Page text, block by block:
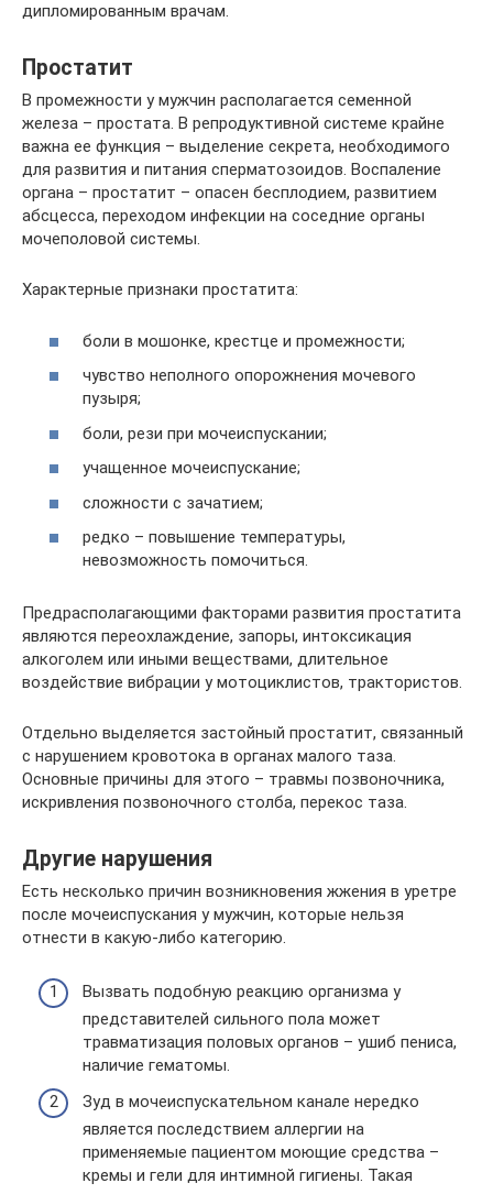
дипломированным врачам.
Простатит
В промежности у мужчин располагается семенной
железа – простата. В репродуктивной системе крайне
важна ее функция – выделение секрета, необходимого
для развития и питания сперматозоидов. Воспаление
органа – простатит – опасен бесплодием, развитием
абсцесса, переходом инфекции на соседние органы
мочеполовой системы.
Характерные признаки простатита:
боли в мошонке, крестце и промежности;
чувство неполного опорожнения мочевого
пузыря;
боли, рези при мочеиспускании;
учащенное мочеиспускание;
сложности с зачатием;
редко – повышение температуры,
невозможность помочиться.
Предрасполагающими факторами развития простатита
являются переохлаждение, запоры, интоксикация
алкоголем или иными веществами, длительное
воздействие вибрации у мотоциклистов, трактористов.
Отдельно выделяется застойный простатит, связанный
с нарушением кровотока в органах малого таза.
Основные причины для этого – травмы позвоночника,
искривления позвоночного столба, перекос таза.
Другие нарушения
Есть несколько причин возникновения жжения в уретре
после мочеиспускания у мужчин, которые нельзя
отнести в какую-либо категорию.
Вызвать подобную реакцию организма у
представителей сильного пола может
травматизация половых органов – ушиб пениса,
наличие гематомы.
Зуд в мочеиспускательном канале нередко
является последствием аллергии на
применяемые пациентом моющие средства –
кремы и гели для интимной гигиены. Такая